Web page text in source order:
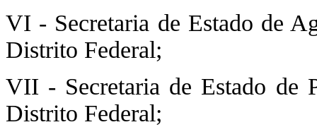
VI - Secretaria de Estado de
Distrito Federal;
VII - Secretaria de Estado de
Distrito Federal;